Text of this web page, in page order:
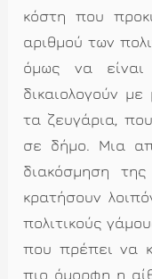
κόστη που
αριθμού των
όμως να είναι
δικαιολογούν
τα ζευγάρια,
σε δήμο. Μια
διακόσμηση
κρατήσουν
πολιτικούς
που πρέπει να
πιο όμορφη η